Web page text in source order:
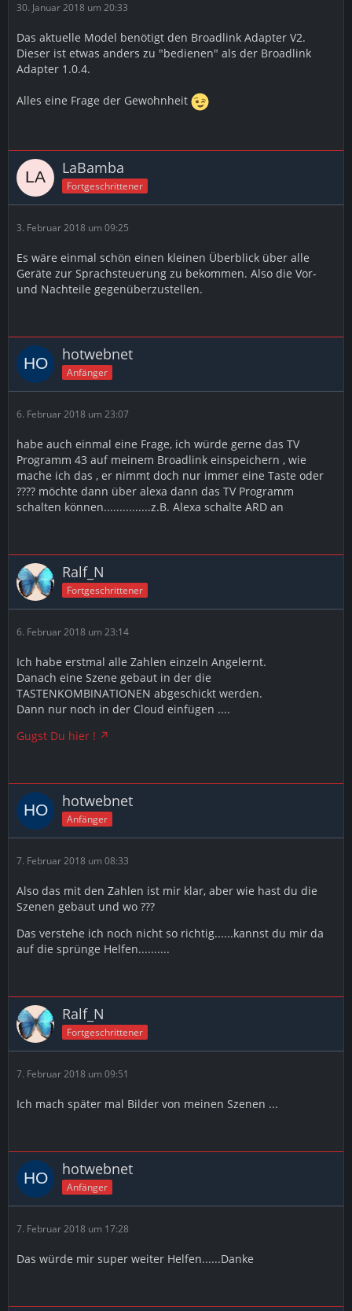
30. Januar 2018 um 20:33
Das aktuelle Model benötigt den Broadlink Adapter V2.
Dieser ist etwas anders zu "bedienen" als der Broadlink
Adapter 1.0.4.
Alles eine Frage der Gewohnheit
LaBamba
Fortgeschrittener
3. Februar 2018 um 09:25
Es wäre einmal schön einen kleinen Überblick über alle
Geräte zur Sprachsteuerung zu bekommen. Also die Vor-
und Nachteile gegenüberzustellen.
hotwebnet
Anfänger
6. Februar 2018 um 23:07
habe auch einmal eine Frage, ich würde gerne das TV
Programm 43 auf meinem Broadlink einspeichern , wie
mache ich das , er nimmt doch nur immer eine Taste oder
???? möchte dann über alexa dann das TV Programm
schalten können...............z.B. Alexa schalte ARD an
Ralf_N
Fortgeschrittener
6. Februar 2018 um 23:14
Ich habe erstmal alle Zahlen einzeln Angelernt.
Danach eine Szene gebaut in der die
TASTENKOMBINATIONEN abgeschickt werden.
Dann nur noch in der Cloud einfügen ....
Gugst Du hier !
hotwebnet
Anfänger
7. Februar 2018 um 08:33
Also das mit den Zahlen ist mir klar, aber wie hast du die
Szenen gebaut und wo ???
Das verstehe ich noch nicht so richtig......kannst du mir da
auf die sprünge Helfen..........
Ralf_N
Fortgeschrittener
7. Februar 2018 um 09:51
Ich mach später mal Bilder von meinen Szenen ...
hotwebnet
Anfänger
7. Februar 2018 um 17:28
Das würde mir super weiter Helfen......Danke